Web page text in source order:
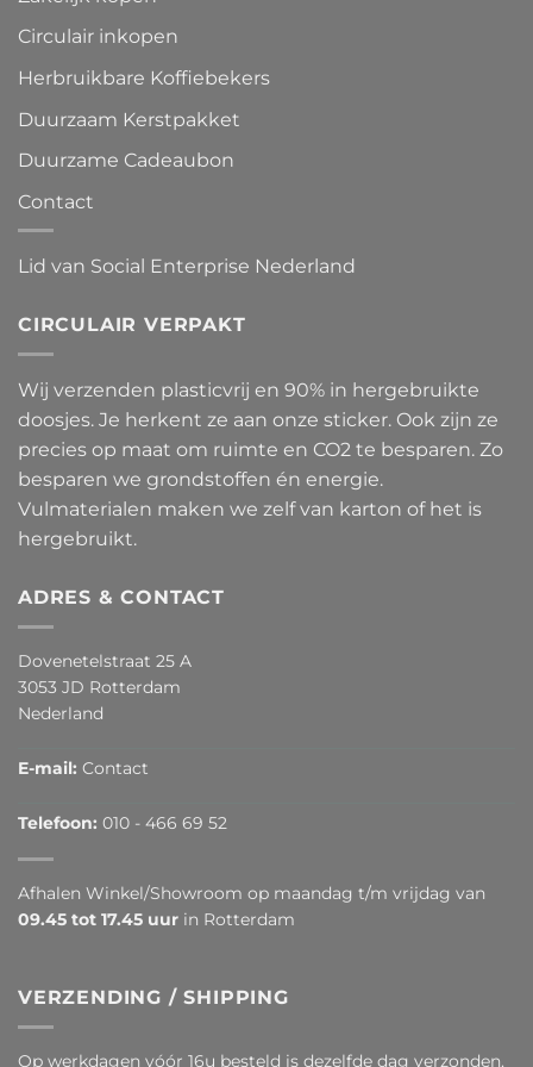
Circulair inkopen
Herbruikbare Koffiebekers
Duurzaam Kerstpakket
Duurzame Cadeaubon
Contact
Lid van Social Enterprise Nederland
CIRCULAIR VERPAKT
Wij verzenden plasticvrij en 90% in hergebruikte
doosjes. Je herkent ze aan onze sticker. Ook zijn ze
precies op maat om ruimte en CO2 te besparen. Zo
besparen we grondstoffen én energie.
Vulmaterialen maken we zelf van karton of het is
hergebruikt.
ADRES & CONTACT
Dovenetelstraat 25 A
3053 JD Rotterdam
Nederland
E-mail: Contact
Telefoon: 010 - 466 69 52
Afhalen Winkel/Showroom op maandag t/m vrijdag van
09.45 tot 17.45 uur in Rotterdam
VERZENDING / SHIPPING
Op werkdagen vóór 16u besteld is dezelfde dag verzonden.